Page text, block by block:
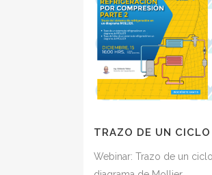
TRAZO DE UN CICLO
Webinar: Trazo de un